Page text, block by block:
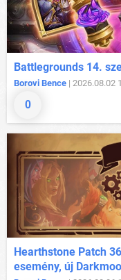
0
Battlegrounds 14.
Borovi Bence | 2026.08.02
Hearthstone Patch
esemény, új